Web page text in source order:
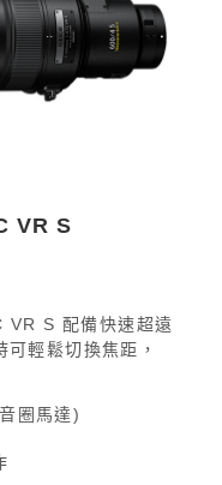
VR S
S 配備快速超遠
輕鬆切換焦距，
圈馬達)